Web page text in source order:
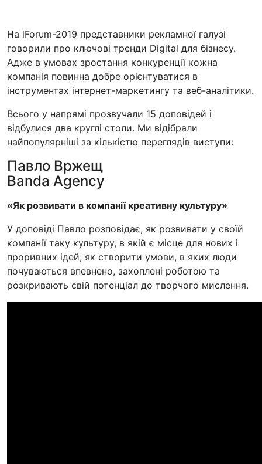
На iForum-2019 представники рекламної галузі
говорили про ключові тренди Digital для бізнесу.
Адже в умовах зростання конкуренції кожна
компанія повинна добре орієнтуватися в
інструментах інтернет-маркетингу та веб-аналітики.
Всього у напрямі прозвучали 15 доповідей і
відбулися два круглі столи. Ми відібрали
найпопулярніші за кількістю переглядів виступи:
Павло Вржещ
Banda Agency
«Як розвивати в компанії креативну культуру»
У доповіді Павло розповідає, як розвивати у своїй
компанії таку культуру, в якій є місце для нових і
проривних ідей; як створити умови, в яких люди
почуваються впевнено, захоплені роботою та
розкривають свій потенціал до творчого мислення.